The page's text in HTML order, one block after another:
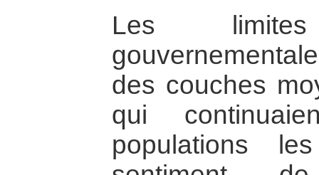
Les
des couches
qui
populations